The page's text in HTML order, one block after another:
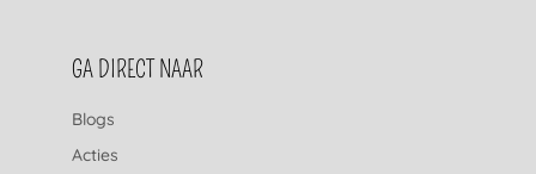
FOOTERNAVIGATIE
GA DIRECT NAAR
Blogs
Acties